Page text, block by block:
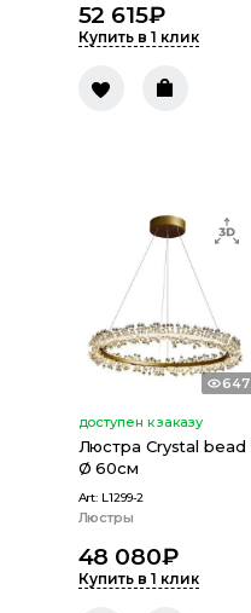
52 615₽
Купить в 1 клик
647
доступен к заказу
Люстра Crystal bead
Ø 60см
Art: L1299-2
Люстры
48 080₽
Купить в 1 клик